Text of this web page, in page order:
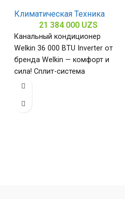
Климатическая Техника
21 384 000 UZS
Канальный кондиционер
Welkin 36 000 BTU Inverter от
бренда Welkin — комфорт и
сила! Сплит-система
мощностью 36000 БТЕ для